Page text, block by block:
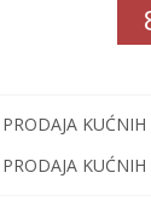
PRODAJA
PRODAJA